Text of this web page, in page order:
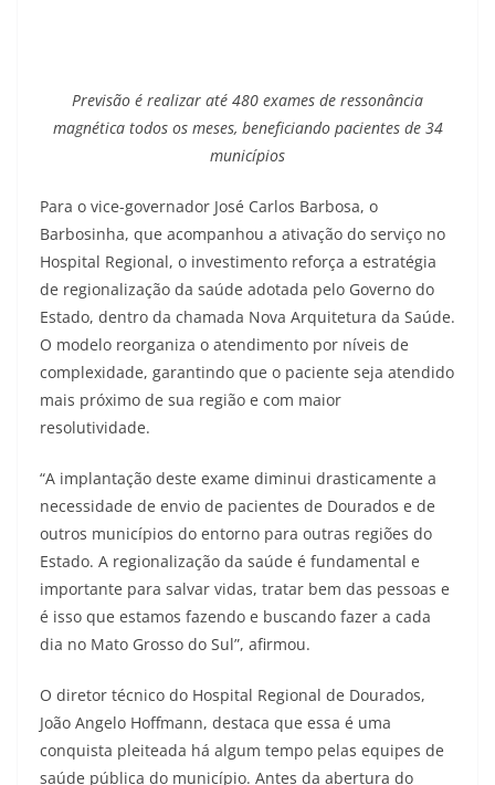
Previsão é realizar até 480 exames de ressonância
magnética todos os meses, beneficiando pacientes de 34
municípios
Para o vice-governador José Carlos Barbosa, o
Barbosinha, que acompanhou a ativação do serviço no
Hospital Regional, o investimento reforça a estratégia
de regionalização da saúde adotada pelo Governo do
Estado, dentro da chamada Nova Arquitetura da Saúde.
O modelo reorganiza o atendimento por níveis de
complexidade, garantindo que o paciente seja atendido
mais próximo de sua região e com maior
resolutividade.
“A implantação deste exame diminui drasticamente a
necessidade de envio de pacientes de Dourados e de
outros municípios do entorno para outras regiões do
Estado. A regionalização da saúde é fundamental e
importante para salvar vidas, tratar bem das pessoas e
é isso que estamos fazendo e buscando fazer a cada
dia no Mato Grosso do Sul”, afirmou.
O diretor técnico do Hospital Regional de Dourados,
João Angelo Hoffmann, destaca que essa é uma
conquista pleiteada há algum tempo pelas equipes de
saúde pública do município. Antes da abertura do